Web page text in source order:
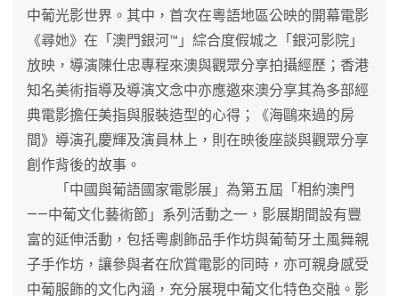
中葡光影世界。其中，首次在粵語地區公映的開幕電影
《尋她》在「澳門銀河™」綜合度假城之「銀河影院」
放映，導演陳仕忠專程來澳與觀眾分享拍攝經歷；香港
知名美術指導及導演文念中亦應邀來澳分享其為多部經
典電影擔任美指與服裝造型的心得；《海鷗來過的房
間》導演孔慶輝及演員林上，則在映後座談與觀眾分享
創作背後的故事。
「中國與葡語國家電影展」為第五屆「相約澳門
——中葡文化藝術節」系列活動之一，影展期間設有豐
富的延伸活動，包括粵劇飾品手作坊與葡萄牙土風舞親
子手作坊，讓參與者在欣賞電影的同時，亦可親身感受
中葡服飾的文化內涵，充分展現中葡文化特色交融。影